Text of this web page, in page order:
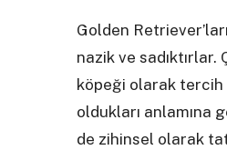
Golden
nazik ve
köpeği olarak tercih
oldukları anlamına
de zihinsel olarak